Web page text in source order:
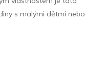
s malými dětmi nebo